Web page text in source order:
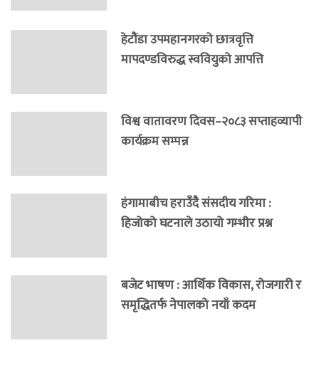
हेटौंडा उपमहानगरको छात्रवृत्ति
मापदण्डविरुद्ध स्ववियुको आपत्ति
विश्व वातावरण दिवस–२०८३ सप्ताहव्यापी
कार्यक्रम सम्पन्न
हंगामाबीच हराउँदै संसदीय गरिमा :
हिजोको घटनाले उठायो गम्भीर प्रश्न
बजेट भाषण : आर्थिक विकास, रोजगारी र
समृद्धितर्फ नेपालको नयाँ कदम